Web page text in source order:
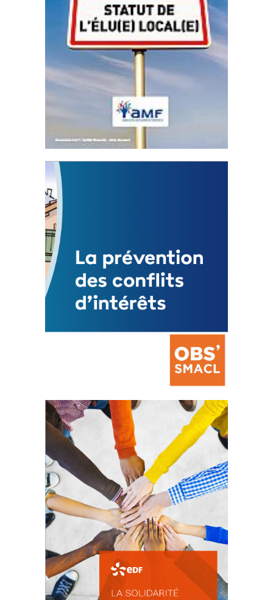
Statut de l’élu local
3 avril 2024
Mise à jour avril 2024
FEUILLETER
La prévention des conflits
d’intérêts
18 septembre 2023
FEUILLETER